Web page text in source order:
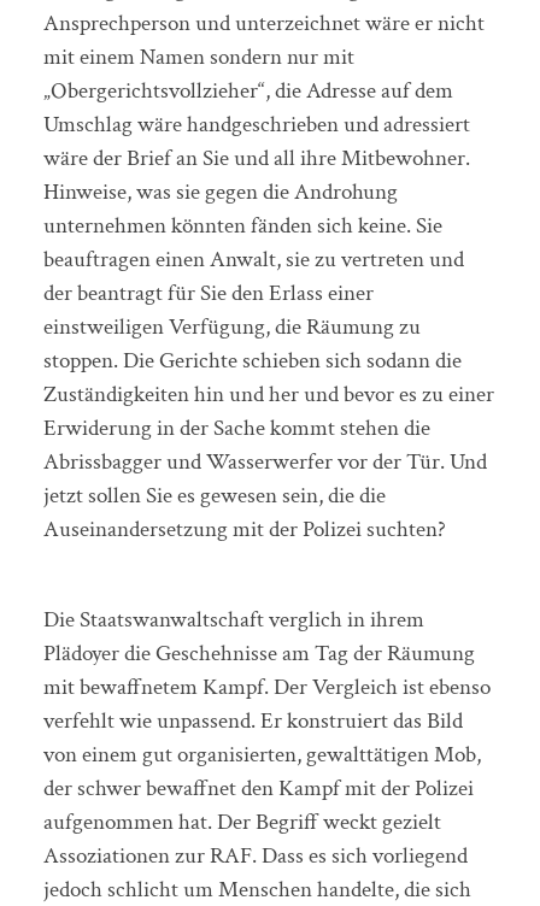
Ansprechperson und unterzeichnet wäre er nicht
mit einem Namen sondern nur mit
„Obergerichtsvollzieher“, die Adresse auf dem
Umschlag wäre handgeschrieben und adressiert
wäre der Brief an Sie und all ihre Mitbewohner.
Hinweise, was sie gegen die Androhung
unternehmen könnten fänden sich keine. Sie
beauftragen einen Anwalt, sie zu vertreten und
der beantragt für Sie den Erlass einer
einstweiligen Verfügung, die Räumung zu
stoppen. Die Gerichte schieben sich sodann die
Zuständigkeiten hin und her und bevor es zu einer
Erwiderung in der Sache kommt stehen die
Abrissbagger und Wasserwerfer vor der Tür. Und
jetzt sollen Sie es gewesen sein, die die
Auseinandersetzung mit der Polizei suchten?
Die Staatswanwaltschaft verglich in ihrem
Plädoyer die Geschehnisse am Tag der Räumung
mit bewaffnetem Kampf. Der Vergleich ist ebenso
verfehlt wie unpassend. Er konstruiert das Bild
von einem gut organisierten, gewalttätigen Mob,
der schwer bewaffnet den Kampf mit der Polizei
aufgenommen hat. Der Begriff weckt gezielt
Assoziationen zur RAF. Dass es sich vorliegend
jedoch schlicht um Menschen handelte, die sich